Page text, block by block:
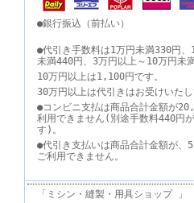
●銀行振込（前払い）
●代引き手数料は1万円未満330円
未満440円、3万円以上～10万円未
10万円以上は1,100円です。
30万円以上は代引きはお受けいた
●コンビニ支払は商品合計金額が
利用できません(別途手数料440円
す)。
●代引き支払いは商品合計金額が、
ご利用できません。
「ミシン・縫製・用具ショップ 」